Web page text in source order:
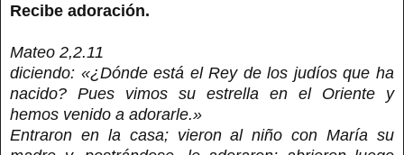
Recibe adoración.
Mateo 2,2.11
diciendo: «¿Dónde está el Rey de los judíos que ha
nacido? Pues vimos su estrella en el Oriente y
hemos venido a adorarle.»
Entraron en la casa; vieron al niño con María su